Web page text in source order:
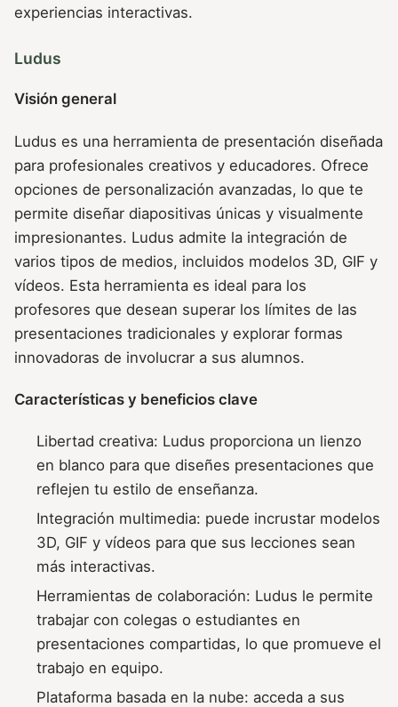
experiencias interactivas.
Ludus
Visión general
Ludus es una herramienta de presentación diseñada
para profesionales creativos y educadores. Ofrece
opciones de personalización avanzadas, lo que te
permite diseñar diapositivas únicas y visualmente
impresionantes. Ludus admite la integración de
varios tipos de medios, incluidos modelos 3D, GIF y
vídeos. Esta herramienta es ideal para los
profesores que desean superar los límites de las
presentaciones tradicionales y explorar formas
innovadoras de involucrar a sus alumnos.
Características y beneficios clave
Libertad creativa: Ludus proporciona un lienzo
en blanco para que diseñes presentaciones que
reflejen tu estilo de enseñanza.
Integración multimedia: puede incrustar modelos
3D, GIF y vídeos para que sus lecciones sean
más interactivas.
Herramientas de colaboración: Ludus le permite
trabajar con colegas o estudiantes en
presentaciones compartidas, lo que promueve el
trabajo en equipo.
Plataforma basada en la nube: acceda a sus